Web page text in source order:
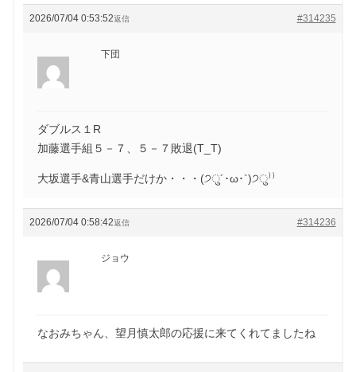
2026/07/04 0:53:52 #314235
返信
下団
ダブルス１R
加藤選手組５－７、５－７敗退(T_T)
大坂選手&青山選手だけか・・・(੭ु´･ω･`)੭ु⁾⁾
2026/07/04 0:58:42 #314236
返信
ジョウ
なおみちゃん、望月慎太郎の応援に来てくれてましたね